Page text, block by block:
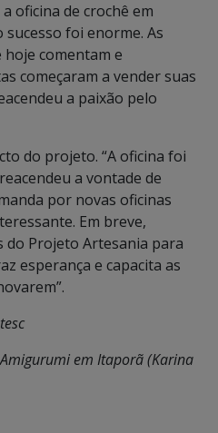
oficina de crochê em
foi enorme. As
comentam e
começaram a vender suas
a paixão pelo
do projeto. “A oficina foi
a vontade de
por novas oficinas
Em breve,
do Projeto Artesania para
esperança e capacita as
em Itaporã (Karina